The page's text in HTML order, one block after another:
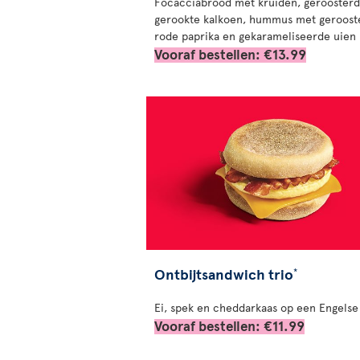
gerookte kalkoen, hummus met
rode paprika en gekarameliseerde uien
Vooraf bestellen: €13.99
Ontbijtsandwich trio*
Ei, spek en cheddarkaas op een
Vooraf bestellen: €11.99